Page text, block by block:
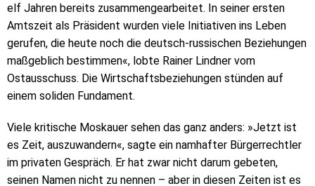
elf Jahren bereits zusammengearbeitet. In seiner ersten
Amtszeit als Präsident wurden viele Initiativen ins Leben
gerufen, die heute noch die deutsch-russischen Beziehungen
maßgeblich bestimmen«, lobte Rainer Lindner vom
Ostausschuss. Die Wirtschaftsbeziehungen stünden auf
einem soliden Fundament.
Viele kritische Moskauer sehen das ganz anders: »Jetzt ist
es Zeit, auszuwandern«, sagte ein namhafter Bürgerrechtler
im privaten Gespräch. Er hat zwar nicht darum gebeten,
seinen Namen nicht zu nennen – aber in diesen Zeiten ist es